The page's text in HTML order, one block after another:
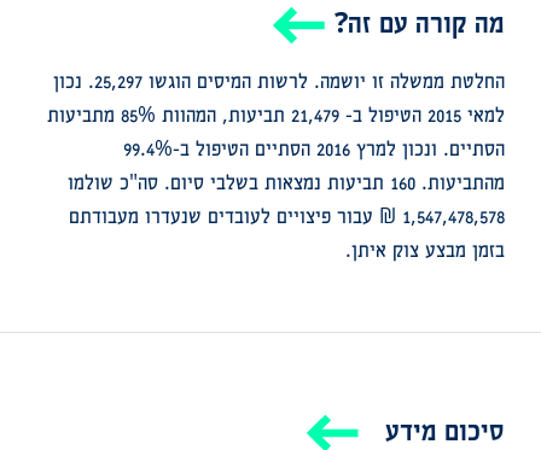
מה קורה עם זה?
החלטת ממשלה זו יושמה. לרשות המיסים הוגשו 25,297. נכון
למאי 2015 הטיפול ב- 21,479 תביעות, המהוות 85% מתביעות
הסתיים. ונכון למרץ 2016 הסתיים הטיפול ב-99.4%
מהתביעות. 160 תביעות נמצאות בשלבי סיום. סה"כ שולמו
1,547,478,578 ₪ עבור פיצויים לעובדים שנעדרו מעבודתם
בזמן מבצע צוק איתן.
סיכום מידע